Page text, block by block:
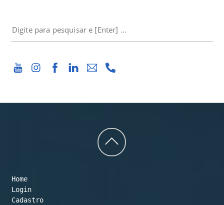
PESQUISAR
Back
Home
Login
Cadastro